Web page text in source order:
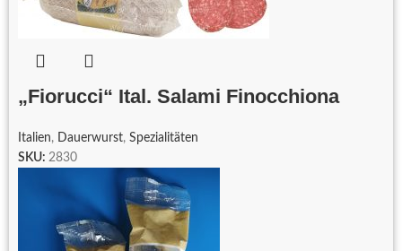
„Fiorucci“ Ital. Salami Finocchiona
Italien, Dauerwurst, Spezialitäten
SKU: 2830